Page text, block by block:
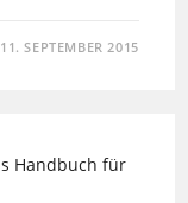
11. SEPTEMBER 2015